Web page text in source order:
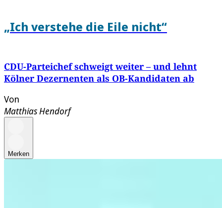
„Ich verstehe die Eile nicht“
CDU-Parteichef schweigt weiter – und lehnt
Kölner Dezernenten als OB-Kandidaten ab
Von
Matthias Hendorf
Merken